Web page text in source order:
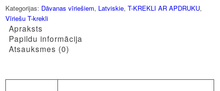
raksts
daudzums
Kategorijas: Dāvanas vīriešiem, Latviskie,T-KREKLI AR APDRUKU,
Vīriešu T-krekli
Apraksts
Papildu informācija
Atsauksmes (0)